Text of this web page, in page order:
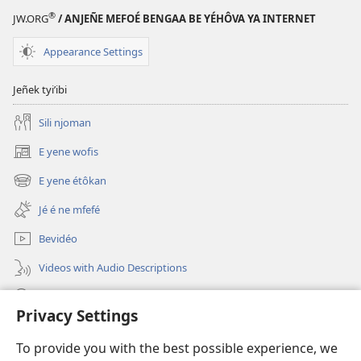
Privacy Settings
To provide you with the best possible experience, we
ÔYO!
yiane
JW.ORG® / ANJEÑE MEFOÉ BENGAA BE YÉHÔVA YA INTERNET
Appearance Settings
Jeñek tyi’ibi
Sili njoman
E yene wofis
(opens
new
window)
E yene étôkan
(opens
new
window)
Jé é ne mfefé
Bevidéo
Videos with Audio Descriptions
(opens